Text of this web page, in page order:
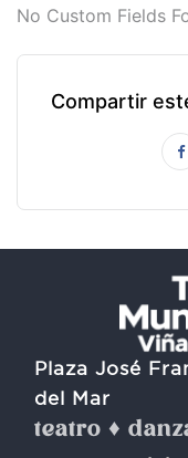
No Custom Fields
Compartir
Plaza José
del Mar
teatro ♦